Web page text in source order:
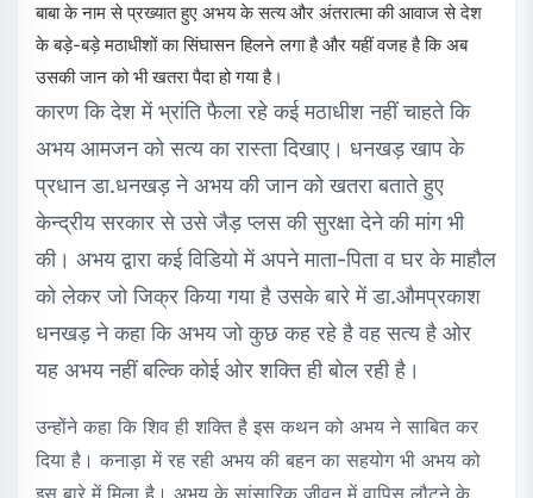
बाबा के नाम से प्रख्यात हुए अभय के सत्य और अंतरात्मा की आवाज से देश
के बड़े-बड़े मठाधीशों का सिंघासन हिलने लगा है और यहीं वजह है कि अब
उसकी जान को भी खतरा पैदा हो गया है।
कारण कि देश में भ्रांति फैला रहे कई मठाधीश नहीं चाहते कि
अभय आमजन को सत्य का रास्ता दिखाए। धनखड़ खाप के
प्रधान डा.धनखड़ ने अभय की जान को खतरा बताते हुए
केन्द्रीय सरकार से उसे जैड़ प्लस की सुरक्षा देने की मांग भी
की। अभय द्वारा कई विडियो में अपने माता-पिता व घर के माहौल
को लेकर जो जिक्र किया गया है उसके बारे में डा.औमप्रकाश
धनखड़ ने कहा कि अभय जो कुछ कह रहे है वह सत्य है ओर
यह अभय नहीं बल्कि कोई ओर शक्ति ही बोल रही है।
उन्होंने कहा कि शिव ही शक्ति है इस कथन को अभय ने साबित कर
दिया है। कनाड़ा में रह रही अभय की बहन का सहयोग भी अभय को
इस बारे में मिला है। अभय के सांसारिक जीवन में वापिस लौटने के